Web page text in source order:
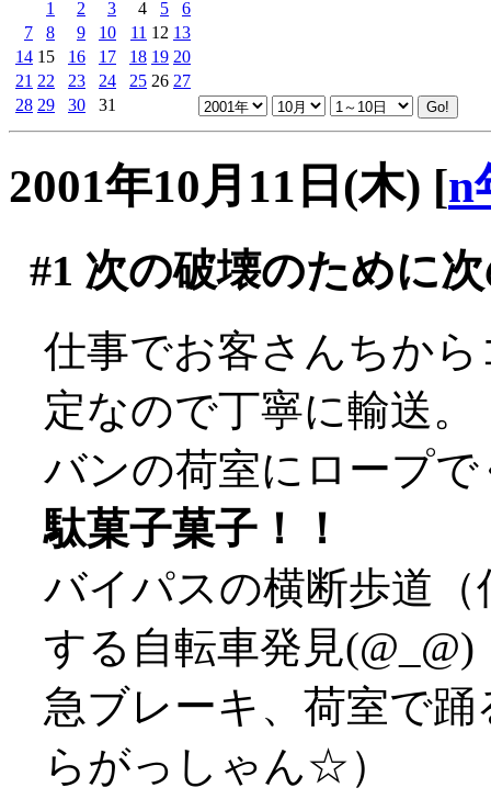
1
2 3 4 5
6
7
8 9 10 11 12 13
14 15 16 17 18 19 20
21 22 23 24 25 26 27
28 29 30 31
2001年10月11日(木) [n
#1 次の破壊のために
仕事でお客さんちか
定なので丁寧に輸送。
バンの荷室にロープ
駄菓子菓子！！
バイパスの横断歩道
する自転車発見(@_@)
急ブレーキ、荷室で
らがっしゃん☆）